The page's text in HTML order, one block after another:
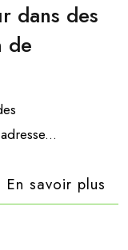
dans des
de
En savoir plus